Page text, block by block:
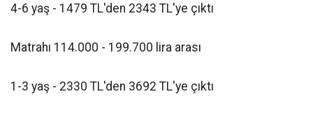
4-6 yaş - 1479 TL'den 2343 TL'ye çıktı
Matrahı 114.000 - 199.700 lira arası
1-3 yaş - 2330 TL'den 3692 TL'ye çıktı